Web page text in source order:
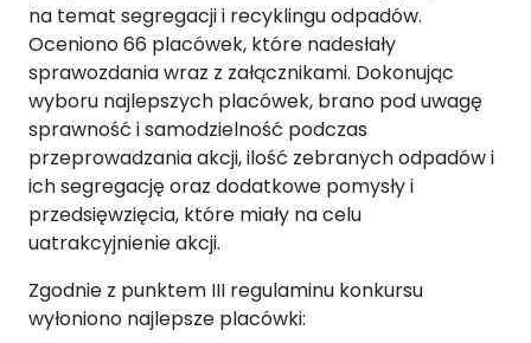
na temat segregacji i recyklingu odpadów.
Oceniono 66 placówek, które nadesłały
sprawozdania wraz z załącznikami. Dokonując
wyboru najlepszych placówek, brano pod uwagę
sprawność i samodzielność podczas
przeprowadzania akcji, ilość zebranych odpadów i
ich segregację oraz dodatkowe pomysły i
przedsięwzięcia, które miały na celu
uatrakcyjnienie akcji.
Zgodnie z punktem III regulaminu konkursu
wyłoniono najlepsze placówki: